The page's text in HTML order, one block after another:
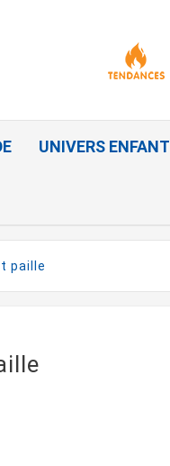
UNIVERS ENFANT
paille